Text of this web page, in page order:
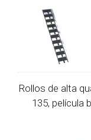
Rollos de alta
135, película